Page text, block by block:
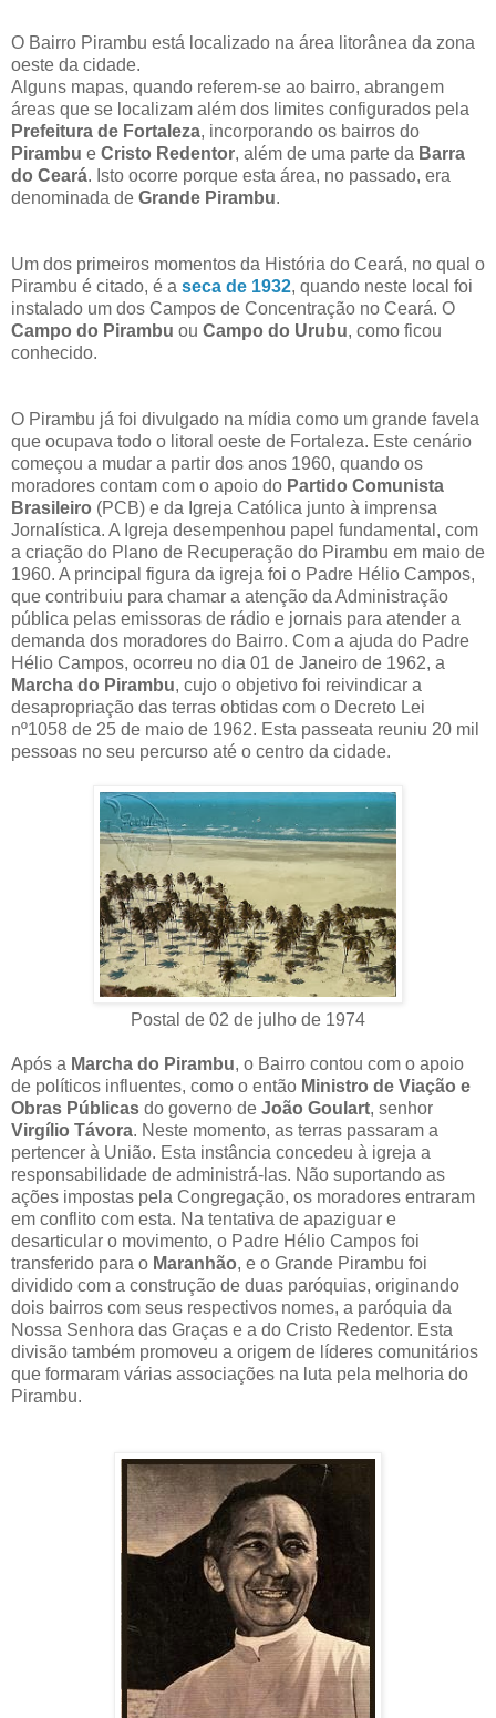
O Bairro Pirambu está localizado na área litorânea da zona
oeste da cidade.
Alguns mapas, quando referem-se ao bairro, abrangem
áreas que se localizam além dos limites configurados pela
Prefeitura de Fortaleza, incorporando os bairros do
Pirambu e Cristo Redentor, além de uma parte da Barra
do Ceará. Isto ocorre porque esta área, no passado, era
denominada de Grande Pirambu.
Um dos primeiros momentos da História do Ceará, no qual o
Pirambu é citado, é a seca de 1932, quando neste local foi
instalado um dos Campos de Concentração no Ceará. O
Campo do Pirambu ou Campo do Urubu, como ficou
conhecido.
O Pirambu já foi divulgado na mídia como um grande favela
que ocupava todo o litoral oeste de Fortaleza. Este cenário
começou a mudar a partir dos anos 1960, quando os
moradores contam com o apoio do Partido Comunista
Brasileiro (PCB) e da Igreja Católica junto à imprensa
Jornalística. A Igreja desempenhou papel fundamental, com
a criação do Plano de Recuperação do Pirambu em maio de
1960. A principal figura da igreja foi o Padre Hélio Campos,
que contribuiu para chamar a atenção da Administração
pública pelas emissoras de rádio e jornais para atender a
demanda dos moradores do Bairro. Com a ajuda do Padre
Hélio Campos, ocorreu no dia 01 de Janeiro de 1962, a
Marcha do Pirambu, cujo o objetivo foi reivindicar a
desapropriação das terras obtidas com o Decreto Lei
nº1058 de 25 de maio de 1962. Esta passeata reuniu 20 mil
pessoas no seu percurso até o centro da cidade.
Postal de 02 de julho de 1974
Após a Marcha do Pirambu, o Bairro contou com o apoio
de políticos influentes, como o então Ministro de Viação e
Obras Públicas do governo de João Goulart, senhor
Virgílio Távora. Neste momento, as terras passaram a
pertencer à União. Esta instância concedeu à igreja a
responsabilidade de administrá-las. Não suportando as
ações impostas pela Congregação, os moradores entraram
em conflito com esta. Na tentativa de apaziguar e
desarticular o movimento, o Padre Hélio Campos foi
transferido para o Maranhão, e o Grande Pirambu foi
dividido com a construção de duas paróquias, originando
dois bairros com seus respectivos nomes, a paróquia da
Nossa Senhora das Graças e a do Cristo Redentor. Esta
divisão também promoveu a origem de líderes comunitários
que formaram várias associações na luta pela melhoria do
Pirambu.